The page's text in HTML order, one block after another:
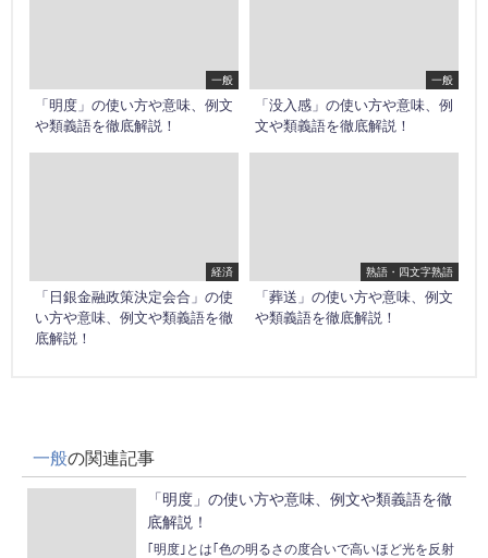
一般
「明度」の使い方や意味、例文
や類義語を徹底解説！
一般
「没入感」の使い方や意味、例
文や類義語を徹底解説！
経済
「日銀金融政策決定会合」の使
い方や意味、例文や類義語を徹
底解説！
熟語・四文字熟語
「葬送」の使い方や意味、例文
や類義語を徹底解説！
一般の関連記事
「明度」の使い方や意味、例文や類義語を徹
底解説！
｢明度｣とは｢色の明るさの度合いで高いほど光を反射